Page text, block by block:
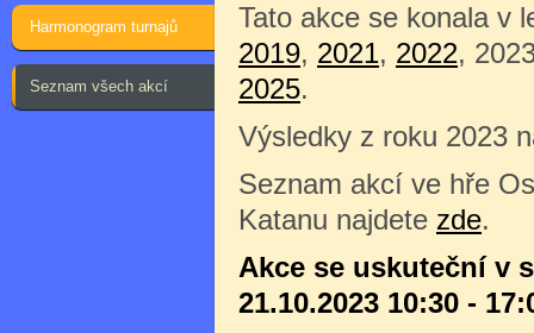
Harmonogram turnajů
Seznam všech akcí
Tato akce se konala v
2019, 2021, 2022,
2025.
Výsledky z roku 2023
Seznam akcí ve hře
Katanu najdete zde.
Akce se uskuteční v
21.10.2023 10:30 -